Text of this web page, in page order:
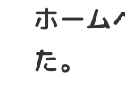
ホーム
た。